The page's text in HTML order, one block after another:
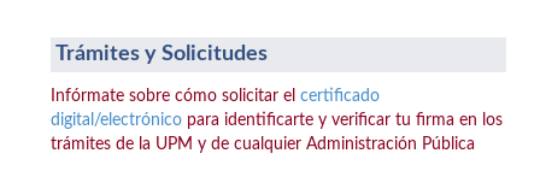
Trámites y Solicitudes
Infórmate sobre cómo solicitar el certificado
digital/electrónico para identificarte y verificar tu firma en los
trámites de la UPM y de cualquier Administración Pública